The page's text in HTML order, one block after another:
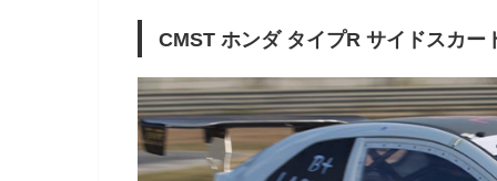
CMST ホンダ タイプR サイドスカー